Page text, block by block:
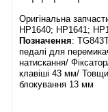
Оригінальна
HP1640; HP1641;
Позначення:
педалі для
натискання/
клавіші 43 мм/
блокування 13 мм